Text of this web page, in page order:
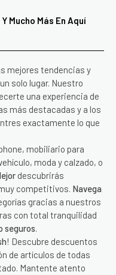
Mucho Más En Aquí
mejores tendencias y
solo lugar. Nuestro
una experiencia de
más destacadas y a los
exactamente lo que
mobiliario para
moda y calzado, o
descubrirás
competitivos. Navega
gracias a nuestros
con total tranquilidad
seguros.
! Descubre descuentos
de artículos de todas
Mantente atento